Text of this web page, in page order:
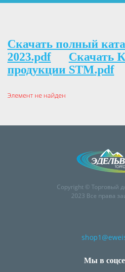
Скачать полный
2023.pdf
Скачать
продукции STM.pdf
Элемент не найден
Copyright © Торговый
2023 Все права
Мы в